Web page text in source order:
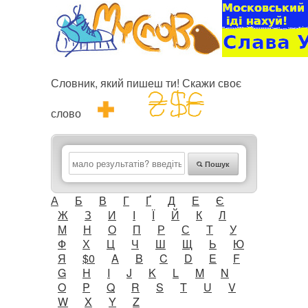
Словник, який пишеш ти! Скажи своє
слово
Пошук
А Б В Г Ґ Д Е
Є
Ж
З И І Ї Й К
Л
М
Н О П Р С Т
У
Ф
Х Ц Ч Ш Щ Ь
Ю
Я
$0 A B C D E
F
G
H I J K L M
N
O
P Q R S T U
V
W
X Y Z